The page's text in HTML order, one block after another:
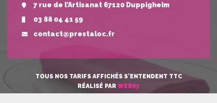
7 rue de l’Artisanat 67120 Duppigheim
03 88 04 41 59
contact@prestaloc.fr
TOUS NOS TARIFS AFFICHÉS S'ENTENDENT TTC
RÉALISÉ PAR WEB67